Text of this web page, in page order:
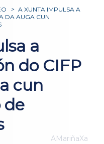
> A XUNTA IMPULSA A
DA AUGA CUN
a
do CIFP
cun
de
AMariñaXa